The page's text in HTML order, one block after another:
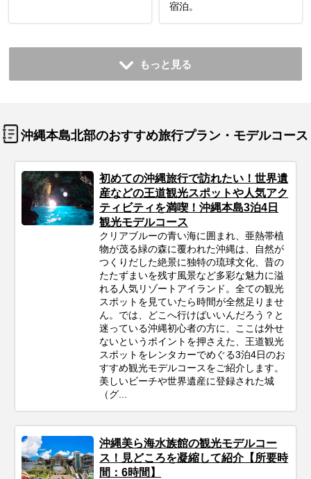
宿泊。
もっと見る
沖縄本島北部のおすすめ旅行プラン・モデルコース
初めての沖縄旅行で訪れたい！世界遺
産などの王道観光スポットや人気アク
ティビティを満喫！沖縄本島3泊4日
観光モデルコース
クリアブルーの青い海に囲まれ、亜熱帯植
物が茂る緑の森に覆われた沖縄は、自然が
つくりだした絶景に独特の琉球文化、昔の
たたずまいを残す風景など多彩な魅力に溢
れる人気リゾートアイランド。全ての観光
スポットを見ていたら時間が全然足りませ
ん。では、どこへ行けばいいんだろう？と
迷っている沖縄初心者の方に、ここは外せ
ないというポイントを押さえた、王道観光
スポットをレンタカーでめぐる3泊4日のお
すすめ観光モデルコースをご紹介します。
美しいビーチや世界遺産に登録された城
（グ...
沖縄美ら海水族館の観光モデルコー
ス！見どころを凝縮して紹介【所要時
間：6時間】